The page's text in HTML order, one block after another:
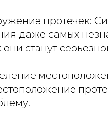
протечек:
даже самых
они станут